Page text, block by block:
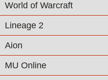
World of Warcraft
Lineage 2
Aion
MU Online